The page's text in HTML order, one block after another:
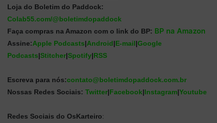
Loja do Boletim do Paddock:
Colab55.com/@boletimdopaddock
Faça compras na Amazon com o link do BP: BP na Amazon
Assine:Apple Podcasts|Android|E-mail|Google
Podcasts|Stitcher|Spotify|RSS
Escreva para nós:contato@boletimdopaddock.com.br
Nossas Redes Sociais: Twitter|Facebook|Instagram|Youtube
Redes Sociais do OsKarteiro: